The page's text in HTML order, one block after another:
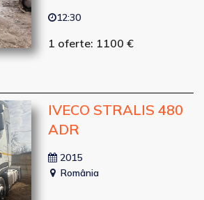
12:30
1 oferte: 1100 €
IVECO STRALIS 480
ADR
2015
România